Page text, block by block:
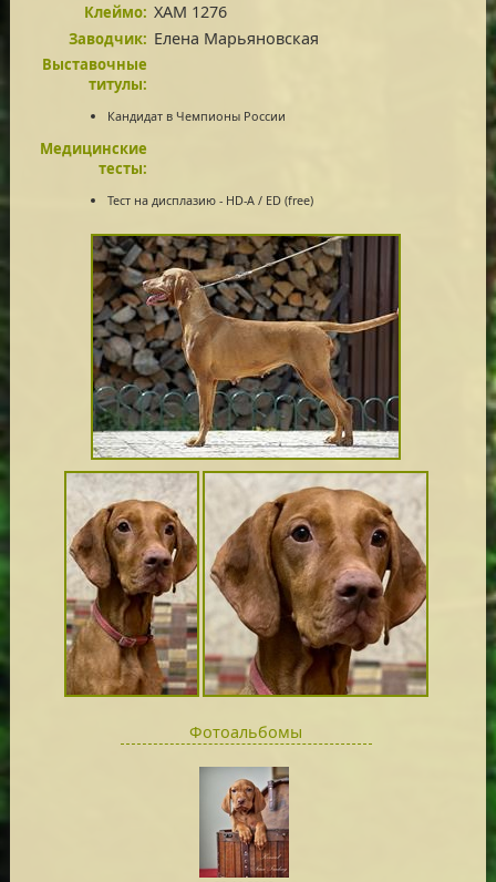
Клеймо: XAM 1276
Заводчик: Елена Марьяновская
Выставочные
титулы:
Кандидат в Чемпионы России
Медицинские
тесты:
Тест на дисплазию - HD-A / ED (free)
Фотоальбомы